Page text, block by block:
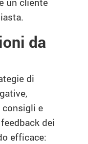
da
di
e
dei
efficace: